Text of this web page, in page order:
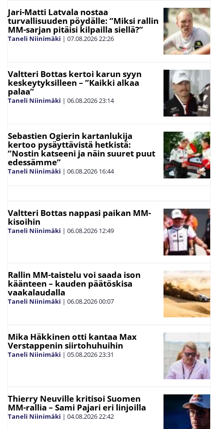
Jari-Matti Latvala nostaa
turvallisuuden pöydälle: ”Miksi rallin
MM-sarjan pitäisi kilpailla siellä?”
Taneli Niinimäki | 07.08.202622:26
Valtteri Bottas kertoi karun syyn
keskeytyksilleen – ”Kaikki alkaa
palaa”
Taneli Niinimäki | 06.08.202623:14
Sebastien Ogierin kartanlukija
kertoo pysäyttävistä hetkistä:
”Nostin katseeni ja näin suuret puut
edessämme”
Taneli Niinimäki | 06.08.2026 16:44
Valtteri Bottas nappasi paikan MM-
kisoihin
Taneli Niinimäki | 06.08.2026 12:49
Rallin MM-taistelu voi saada ison
käänteen – kauden päätöskisa
vaakalaudalla
Taneli Niinimäki | 06.08.202600:07
Mika Häkkinen otti kantaa Max
Verstappenin siirtohuhuihin
Taneli Niinimäki | 05.08.202623:31
Thierry Neuville kritisoi Suomen
MM-rallia – Sami Pajari eri linjoilla
Taneli Niinimäki | 04.08.202622:42